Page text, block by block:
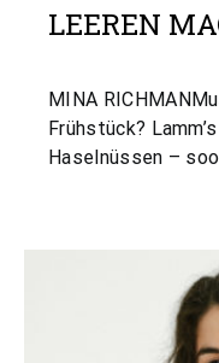
LEEREN
MINA
Frühstück?
Haselnüssen –